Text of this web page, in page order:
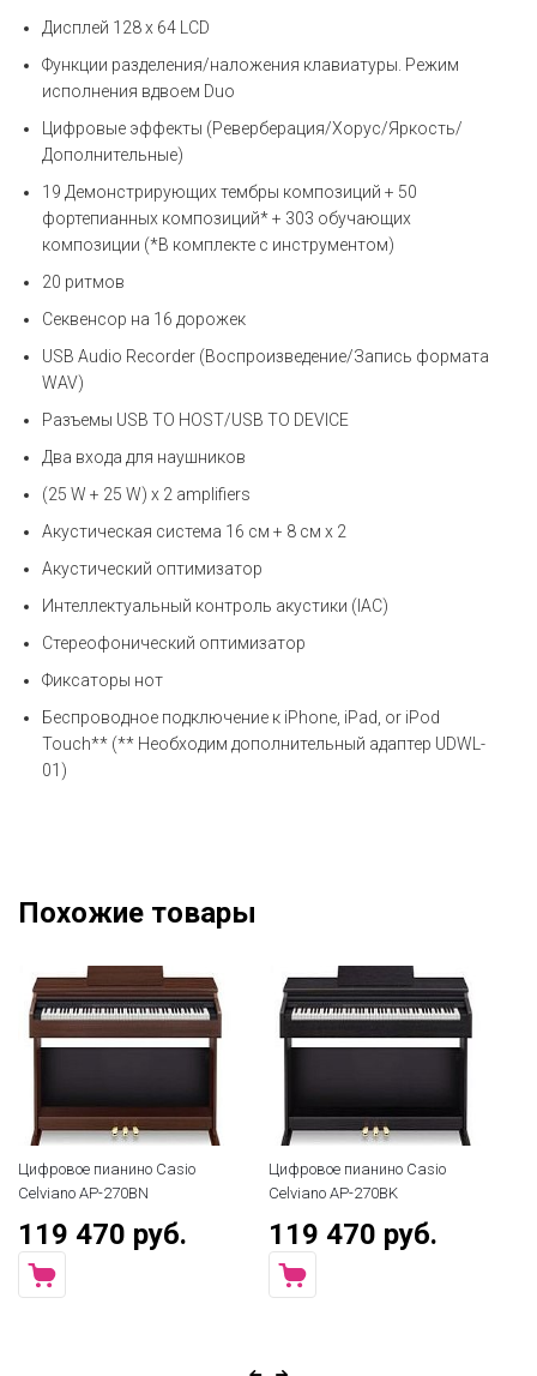
Дисплей 128 x 64 LCD
Функции разделения/наложения клавиатуры. Режим
исполнения вдвоем Duo
Цифровые эффекты (Реверберация/Хорус/Яркость/
Дополнительные)
19 Демонстрирующих тембры композиций + 50
фортепианных композиций* + 303 обучающих
композиции (*В комплекте с инструментом)
20 ритмов
Секвенсор на 16 дорожек
USB Audio Recorder (Воспроизведение/Запись формата
WAV)
Разъемы USB TO HOST/USB TO DEVICE
Два входа для наушников
(25 W + 25 W) x 2 amplifiers
Акустическая система 16 см + 8 см x 2
Акустический оптимизатор
Интеллектуальный контроль акустики (IAC)
Стереофонический оптимизатор
Фиксаторы нот
Беспроводное подключение к iPhone, iPad, or iPod
Touch** (** Необходим дополнительный адаптер UDWL-
01)
Похожие товары
Цифровое пианино Casio
Celviano AP-270BN
119 470 руб.
Цифровое пианино Casio
Celviano AP-270BK
119 470 руб.